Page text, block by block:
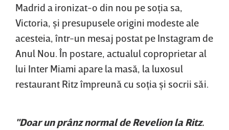
Madrid a ironizat-o din nou pe soţia sa,
Victoria, şi presupusele origini modeste ale
acesteia, într-un mesaj postat pe Instagram de
Anul Nou. În postare, actualul coproprietar al
lui Inter Miami apare la masă, la luxosul
restaurant Ritz împreună cu soţia şi socrii săi.
"Doar un prânz normal de Revelion la Ritz.